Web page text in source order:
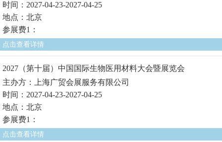
时间：2027-04-23-2027-04-25
地点：北京
参展费1：
点击查看详情
2027（第十届）中国国际生物医用材料大会暨展览会
主办方：上海广贸会展服务有限公司
时间：2027-04-23-2027-04-25
地点：北京
参展费1：
点击查看详情